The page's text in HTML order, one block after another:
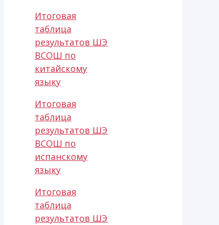
Итоговая
таблица
результатов ШЭ
ВСОШ по
китайскому
языку
Итоговая
таблица
результатов ШЭ
ВСОШ по
испанскому
языку
Итоговая
таблица
результатов ШЭ